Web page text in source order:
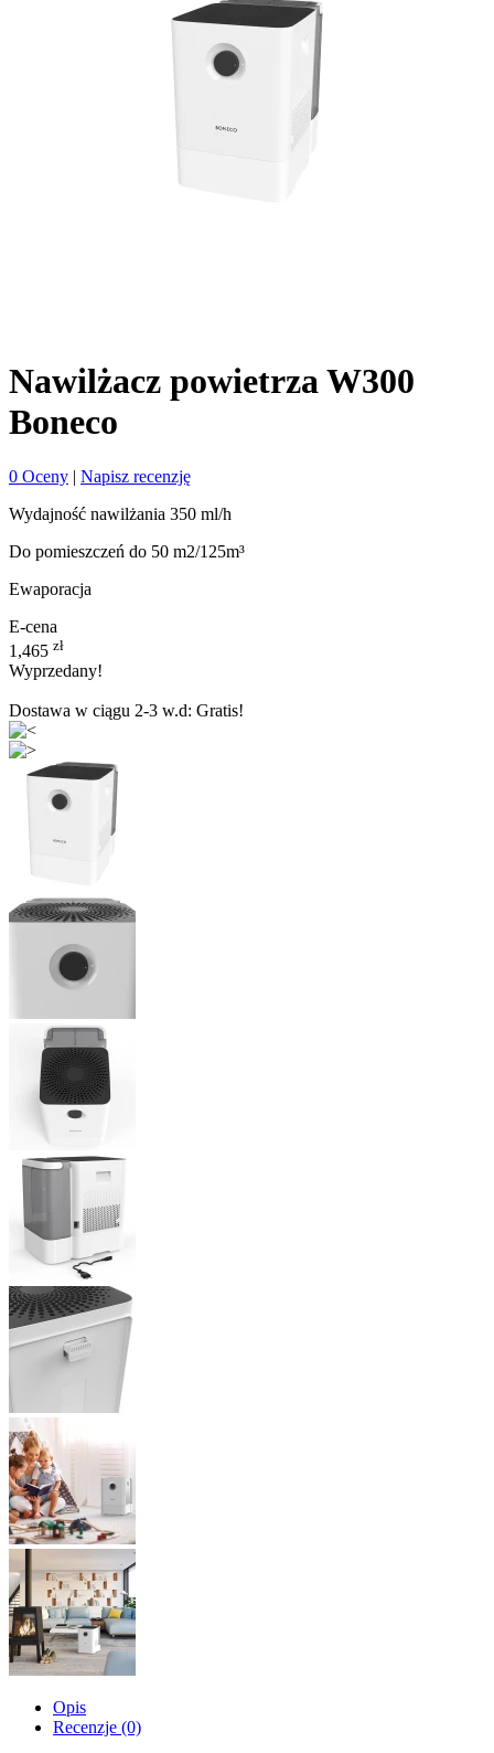
Nawilżacz powietrza W300
Boneco
0 Oceny | Napisz recenzję
Wydajność nawilżania 350 ml/h
Do pomieszczeń do 50 m2/125m³
Ewaporacja
E-cena
1,465 zł
Wyprzedany!
Dostawa w ciągu 2-3 w.d: Gratis!
Opis
Recenzje (0)